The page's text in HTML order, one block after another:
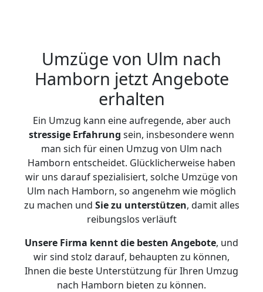
Umzüge von Ulm nach
Hamborn jetzt Angebote
erhalten
Ein Umzug kann eine aufregende, aber auch
stressige Erfahrung sein, insbesondere wenn
man sich für einen Umzug von Ulm nach
Hamborn entscheidet. Glücklicherweise haben
wir uns darauf spezialisiert, solche Umzüge von
Ulm nach Hamborn, so angenehm wie möglich
zu machen und Sie zu unterstützen, damit alles
reibungslos verläuft
Unsere Firma kennt die besten Angebote, und
wir sind stolz darauf, behaupten zu können,
Ihnen die beste Unterstützung für Ihren Umzug
nach Hamborn bieten zu können.